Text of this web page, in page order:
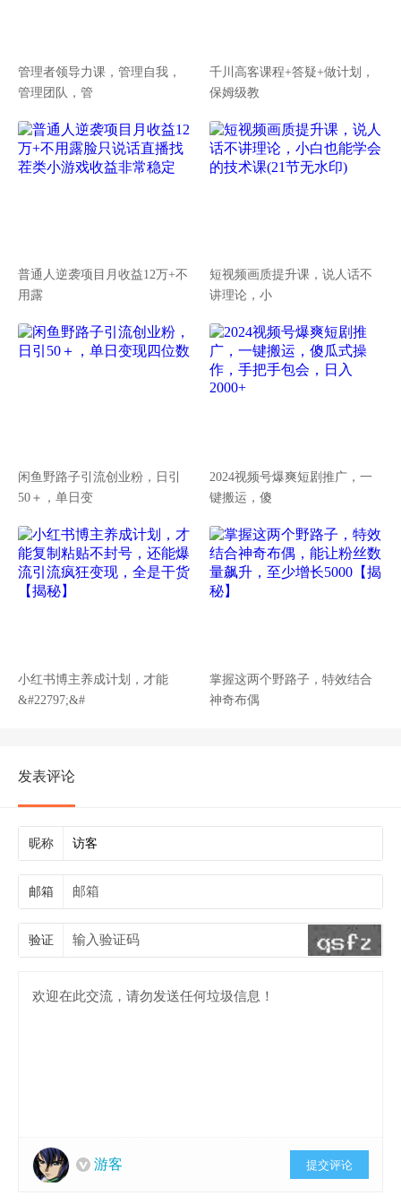
管理者领导力课，管理自我，
管理团队，管
千川高客课程+答疑+做计划，
保姆级教
普通人逆袭项目月收益12万+不
用露
短视频画质提升课，说人话不
讲理论，小
闲鱼野路子引流创业粉，日引
50＋，单日变
2024视频号爆爽短剧推广，一
键搬运，傻
小红书博主养成计划，才能
&#22797;&#
掌握这两个野路子，特效结合
神奇布偶
发表评论
昵称
邮箱
验证
游客 提交评论